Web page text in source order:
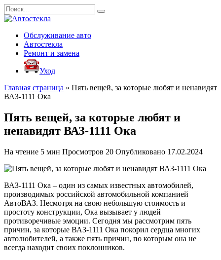
Перейти
к
Search
for:
Обслуживание авто
Автостекла
Ремонт и замена
Уход
Главная страница » Пять вещей, за которые любят и ненавидят
ВАЗ-1111 Ока
Пять вещей, за которые любят и
ненавидят ВАЗ-1111 Ока
На чтение 5 мин Просмотров 20 Опубликовано 17.02.2024
ВАЗ-1111 Ока – один из самых известных автомобилей,
производимых российской автомобильной компанией
АвтоВАЗ. Несмотря на свою небольшую стоимость и
простоту конструкции, Ока вызывает у людей
противоречивые эмоции. Сегодня мы рассмотрим пять
причин, за которые ВАЗ-1111 Ока покорил сердца многих
автолюбителей, а также пять причин, по которым она не
всегда находит своих поклонников.